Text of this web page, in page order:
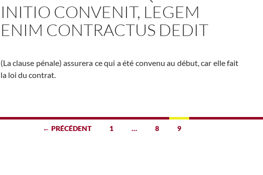
INITIO CONVENIT, LEGEM
ENIM CONTRACTUS DEDIT
(La clause pénale) assurera ce qui a été convenu au début, car elle fait
la loi du contrat.
← PRÉCÉDENT 1 … 8 9